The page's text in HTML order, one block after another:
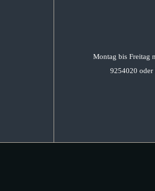
Montag bis Freitag
9254020